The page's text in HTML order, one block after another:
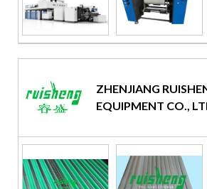
ZHENJIANG
EQUIPMENT CO.,